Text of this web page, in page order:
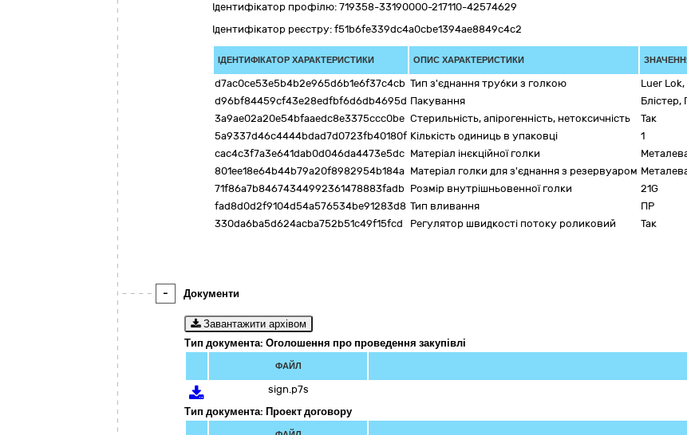
Ідентифікатор профілю: 719358-33190000-217110-42574629
Ідентифікатор реєстру: f51b6fe339dc4a0cbe1394ae8849c4c2
ІДЕНТИФІКАТОР ХАРАКТЕРИСТИКИ ОПИС ХАРАКТЕРИСТИКИ
d7ac0ce53e5b4b2e965d6b1e6f37c4cb Тип з'єднання трубки з голкою
Luer
d96bf84459cf43e28edfbf6d6db4695d Пакування
3a9ae02a20e54bfaaedc8e3375ccc0be Стерильність, апірогенність, нетоксичність
Так
5a9337d46c4444bdad7d0723fb40180f Кількість одиниць в упаковці
1
cac4c3f7a3e641dab0d046da4473e5dc Матеріал інєкційної голки
801ee18e64b44b79a20f8982954b184a Матеріал голки для з'єднання з резервуаром
71f86a7b84674344992361478883fadb Розмір внутрішньовенної голки
21G
fad8d0d2f9104d54a576534be91283d8 Тип вливання
ПР
330da6ba5d624acba752b51c49f15fcd
Регулятор швидкості потоку роликовий Так
- Документи
Завантажити архівом
Тип документа: Оголошення про проведення закупівлі
ФАЙЛ
sign.p7s
Тип документа: Проект договору